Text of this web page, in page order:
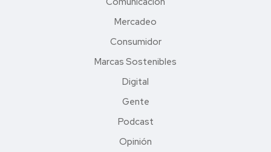
Mercadeo
Consumidor
Marcas Sostenibles
Digital
Gente
Podcast
Opinión